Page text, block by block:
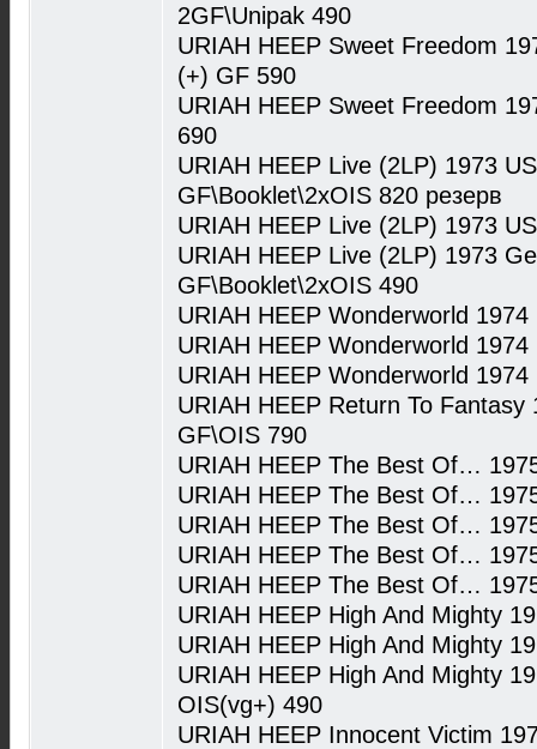
2GF\Unipak 490
URIAH HEEP Sweet Freedom
(+) GF 590
URIAH HEEP Sweet Freedom
690
URIAH HEEP Live (2LP) 1973
GF\Booklet\2xOIS 820 резерв
URIAH HEEP Live (2LP) 1973
URIAH HEEP Live (2LP) 1973
GF\Booklet\2xOIS 490
URIAH HEEP Wonderworld
URIAH HEEP Wonderworld
URIAH HEEP Wonderworld
URIAH HEEP Return To
GF\OIS 790
URIAH HEEP The Best Of…
URIAH HEEP The Best Of…
URIAH HEEP The Best Of…
URIAH HEEP The Best Of…
URIAH HEEP The Best Of…
URIAH HEEP High And Mighty
URIAH HEEP High And Mighty
URIAH HEEP High And Mighty
OIS(vg+) 490
URIAH HEEP Innocent Victim